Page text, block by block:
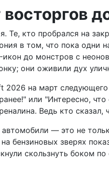
Те, кто пробрался на
в том, что пока
до монстров с
они оживили дух
2026 на март
или "Интересно,
Ведь кто
— это не
бензиновых зверях
скользнуть боком по
мойки высокого